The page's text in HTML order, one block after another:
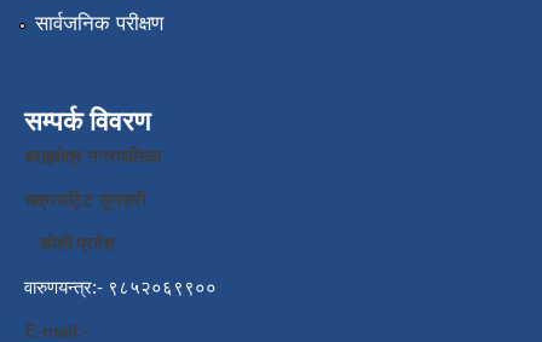
सार्वजनिक परीक्षण
सम्पर्क विवरण
बराहक्षेत्र नगरपालिका
चक्रघट्टि सुनसरी
कोशी प्रदेश
वारुणयन्त्र:- ९८५२०६९९००
E-mail:-